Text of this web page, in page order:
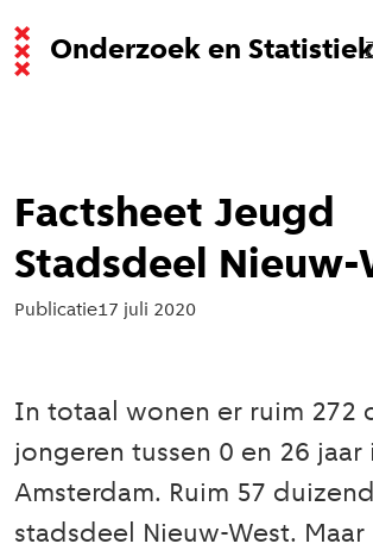
Onderzoek en Statistiek
Factsheet Jeugd
Stadsdeel Nieuw-
Publicatie17 juli 2020
In totaal wonen er ruim 272
jongeren tussen 0 en 26 jaar
Amsterdam. Ruim 57
stadsdeel Nieuw-West. Maar